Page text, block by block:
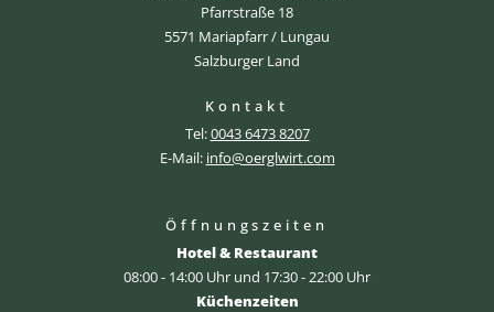
Pfarrstraße 18
5571 Mariapfarr / Lungau
Salzburger Land
Kontakt
Tel:0043 6473 8207
E-Mail: info@oerglwirt.com
Öffnungszeiten
Hotel & Restaurant
08:00 - 14:00 Uhr und 17:30 - 22:00 Uhr
Küchenzeiten